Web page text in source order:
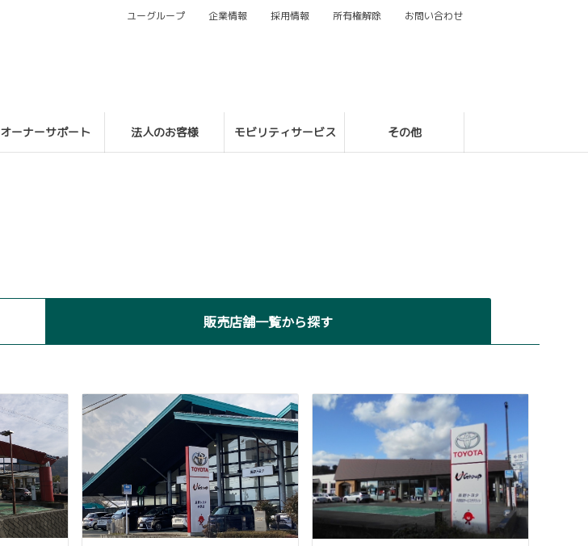
オーナーサポート 法人のお客様 モビリティサービス その他
ユーグループ 企業情報 採用情報 所有権解除 お問い合わせ
販売店舗一覧から探す